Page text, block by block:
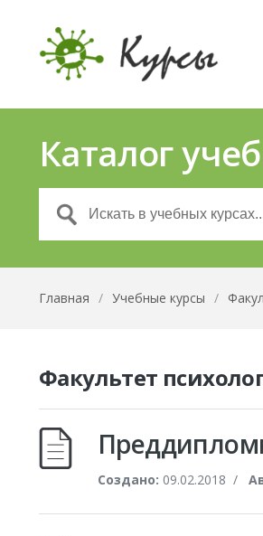
Каталог
Главная / Учебные курсы /
Факультет
Создано: 09.02.2018 /